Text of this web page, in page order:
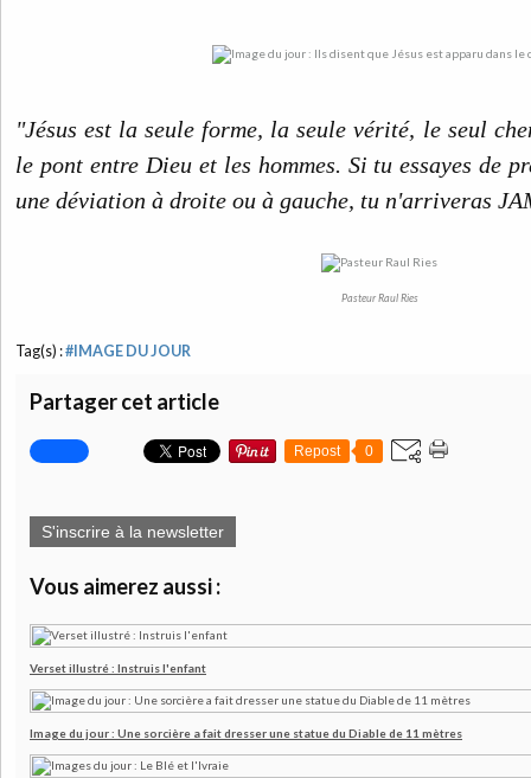
"Jésus est la seule forme, la seule vérité, le seul
le pont entre Dieu et les hommes. Si tu essayes de
une déviation à droite ou à gauche, tu n'arriveras
Pasteur Raul Ries
Tag(s) :#IMAGE DU JOUR
Partager cet article
Repost 0
S'inscrire à la newsletter
Vous aimerez aussi :
Verset illustré : Instruis l'enfant
Image du jour : Une sorcière a fait dresser une statue du Diable de 11 mètres